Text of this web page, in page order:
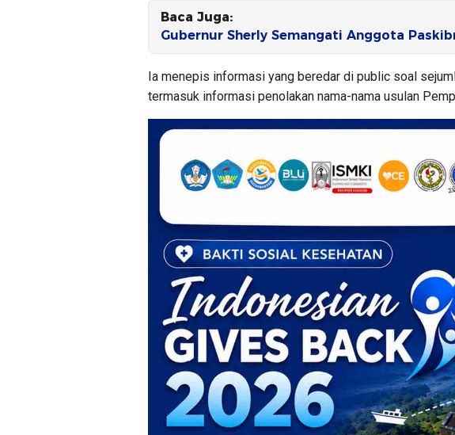
Baca Juga:
Gubernur Sherly Semangati Anggota
Ia menepis informasi yang beredar di public soal
termasuk informasi penolakan nama-nama usulan